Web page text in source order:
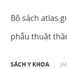
Bộ sách atlas
phẫu thuật
SÁCH Y KHOA